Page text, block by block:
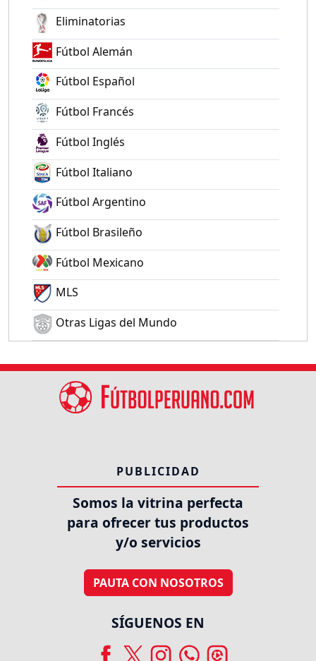
Eliminatorias
Fútbol Alemán
Fútbol Español
Fútbol Francés
Fútbol Inglés
Fútbol Italiano
Fútbol Argentino
Fútbol Brasileño
Fútbol Mexicano
MLS
Otras Ligas del Mundo
PUBLICIDAD
Somos la vitrina perfecta
para ofrecer tus productos
y/o servicios
PAUTA CON NOSOTROS
SÍGUENOS EN